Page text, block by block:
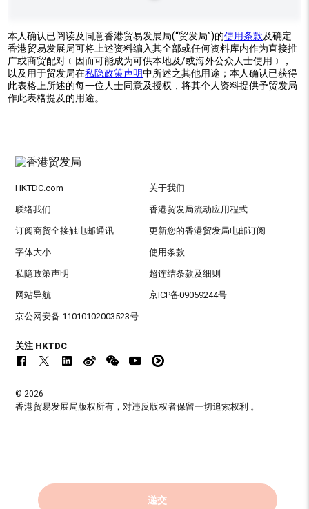
本人确认已阅读及同意香港贸易发展局(“贸发局”)的使用条款及确定
香港贸易发展局可将上述资料编入其全部或任何资料库内作为直接推
广或商贸配对﹝因而可能成为可供本地及/或海外公众人士使用﹞，
以及用于贸发局在私隐政策声明中所述之其他用途；本人确认已获得
此表格上所述的每一位人士同意及授权，将其个人资料提供予贸发局
作此表格提及的用途。
递交
HKTDC.com 关于我们
联络我们 香港贸发局流动应用程式
订阅商贸全接触电邮通讯 更新您的香港贸发局电邮订阅
字体大小 使用条款
私隐政策声明 超连结条款及细则
网站导航 京ICP备09059244号
京公网安备 11010102003523号
关注 HKTDC
© 2026
香港贸易发展局版权所有，对违反版权者保留一切追索权利 。